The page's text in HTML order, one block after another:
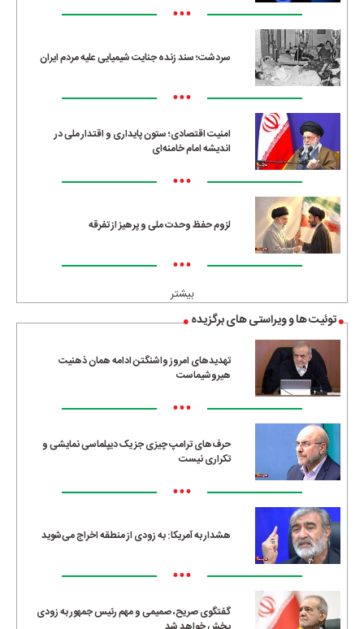
•••
سردشت؛ سند زنده جنایت شیمیایی علیه مردم ایران
•••
امنیت اقتصادی؛ ستون پایداری و اقتدار ملی در
اندیشه امام خامنه‌ای
•••
لزوم حفظ وحدت ملی و پرهیز از تفرقه
•••
بیشتر
توئیت ها و ویراستی های برگزیده
تهدیدهای امروز واشنگتن ادامه همان ذهنیت
هیروشیماست
•••
حرف‌های ترامپ چیزی جز یک دیپلماسی نمایشی و
تکراری نیست
•••
هشدار به آمریکا: به زودی از منطقه اخراج می‌شوید
•••
گفتگوی صریح، صمیمی و مهم رئیس جمهور به زودی